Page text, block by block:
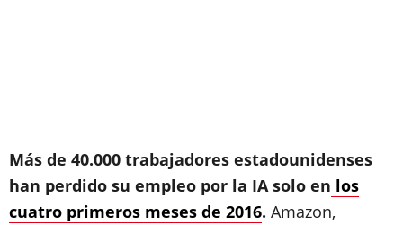
Más de 40.000 trabajadores estadounidenses
han perdido su empleo por la IA solo en los
cuatro primeros meses de 2016. Amazon,